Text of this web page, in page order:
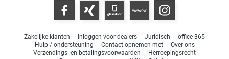
Zakelijke klanten Inloggen voor dealers Juridisch
office-365
Hulp / ondersteuning
Contact opnemen met
Over ons
Verzendings- en betalingsvoorwaarden
Herroepingsrecht